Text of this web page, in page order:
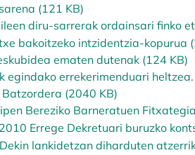
(121 KB)
diru-sarrerak ordainsari finko
bakoitzeko intzidentzia-kopurua
ematen dutenak (124 KB)
egindako errekerimenduari
(2040 KB)
Bereziko Barneratuen
Errege Dekretuari buruzko
lankidetzan diharduten